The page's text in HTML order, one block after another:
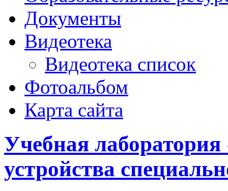
Документы
Видеотека
Видеотека список
Фотоальбом
Карта сайта
Учебная
устройства